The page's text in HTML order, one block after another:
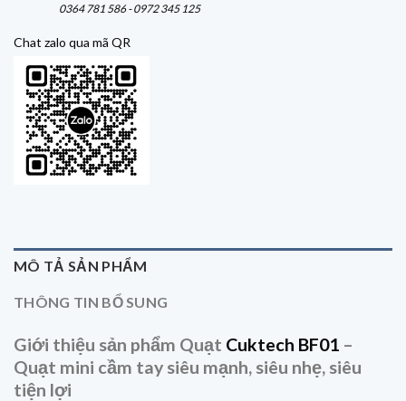
0364 781 586 - 0972 345 125
Chat zalo qua mã QR
MÔ TẢ SẢN PHẨM
THÔNG TIN BỔ SUNG
Giới thiệu sản phẩm Quạt Cuktech BF01 –
Quạt mini cầm tay siêu mạnh, siêu nhẹ, siêu
tiện lợi